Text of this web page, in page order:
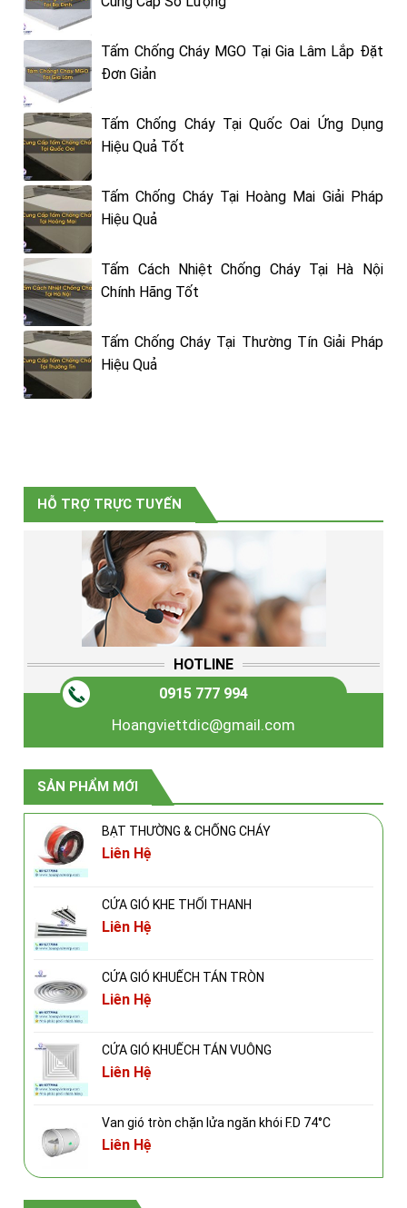
Tấm Chống Cháy MGO Tại Gia Lâm Lắp Đặt
Đơn Giản
Tấm Chống Cháy Tại Quốc Oai Ứng Dụng
Hiệu Quả Tốt
Tấm Chống Cháy Tại Hoàng Mai Giải Pháp
Hiệu Quả
Tấm Cách Nhiệt Chống Cháy Tại Hà Nội
Chính Hãng Tốt
Tấm Chống Cháy Tại Thường Tín Giải Pháp
Hiệu Quả
HỖ TRỢ TRỰC TUYẾN
HOTLINE
0915 777 994
Hoangviettdic@gmail.com
SẢN PHẨM MỚI
BẠT THƯỜNG & CHỐNG CHÁY
Liên Hệ
CỬA GIÓ KHE THỔI THANH
Liên Hệ
CỬA GIÓ KHUẾCH TÁN TRÒN
Liên Hệ
CỬA GIÓ KHUẾCH TÁN VUÔNG
Liên Hệ
Van gió tròn chặn lửa ngăn khói F.D 74°C
Liên Hệ